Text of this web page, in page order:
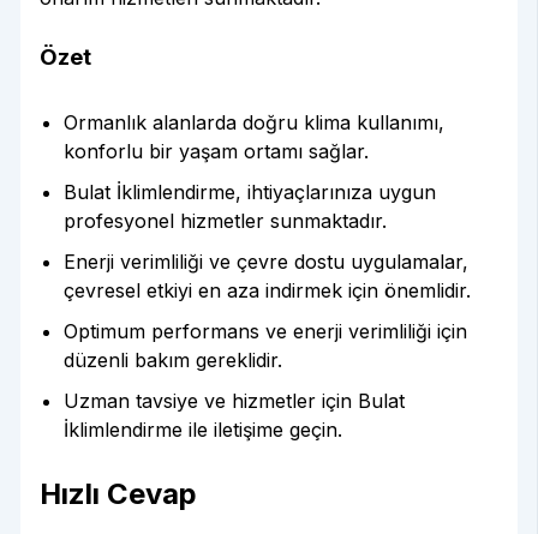
Özet
Ormanlık alanlarda doğru klima kullanımı,
konforlu bir yaşam ortamı sağlar.
Bulat İklimlendirme, ihtiyaçlarınıza uygun
profesyonel hizmetler sunmaktadır.
Enerji verimliliği ve çevre dostu uygulamalar,
çevresel etkiyi en aza indirmek için önemlidir.
Optimum performans ve enerji verimliliği için
düzenli bakım gereklidir.
Uzman tavsiye ve hizmetler için Bulat
İklimlendirme ile iletişime geçin.
Hızlı Cevap